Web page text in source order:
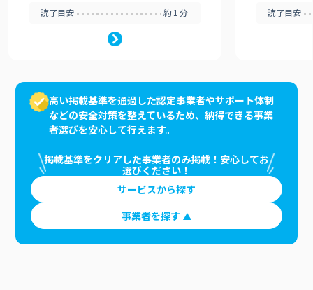
読了目安 約1分 読了目安
高い掲載基準を通過した認定事業者やサポート体制
などの安全対策を整えているため、納得できる事業
者選びを安心して行えます。
掲載基準をクリアした事業者のみ掲載！安心してお
選びください！
サービスから探す
事業者を探す